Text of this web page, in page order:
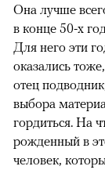
Она лучше
в конце 50-х
Для него эти
оказались
отец
выбора
гордиться. На
рожденный в
человек,